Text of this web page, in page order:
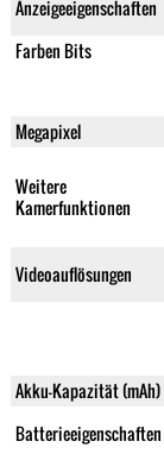
Anzeigeeigenschaften
Farben Bits
Megapixel
Weitere
Kamerfunktionen
Videoauflösungen
Akku-Kapazität (mAh)
Batterieeigenschaften